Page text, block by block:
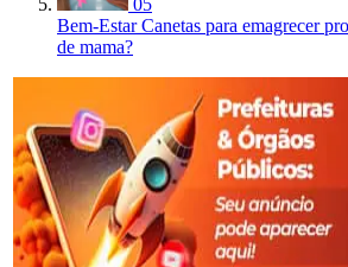
05
Bem-Estar Canetas para emagrecer
de mama?